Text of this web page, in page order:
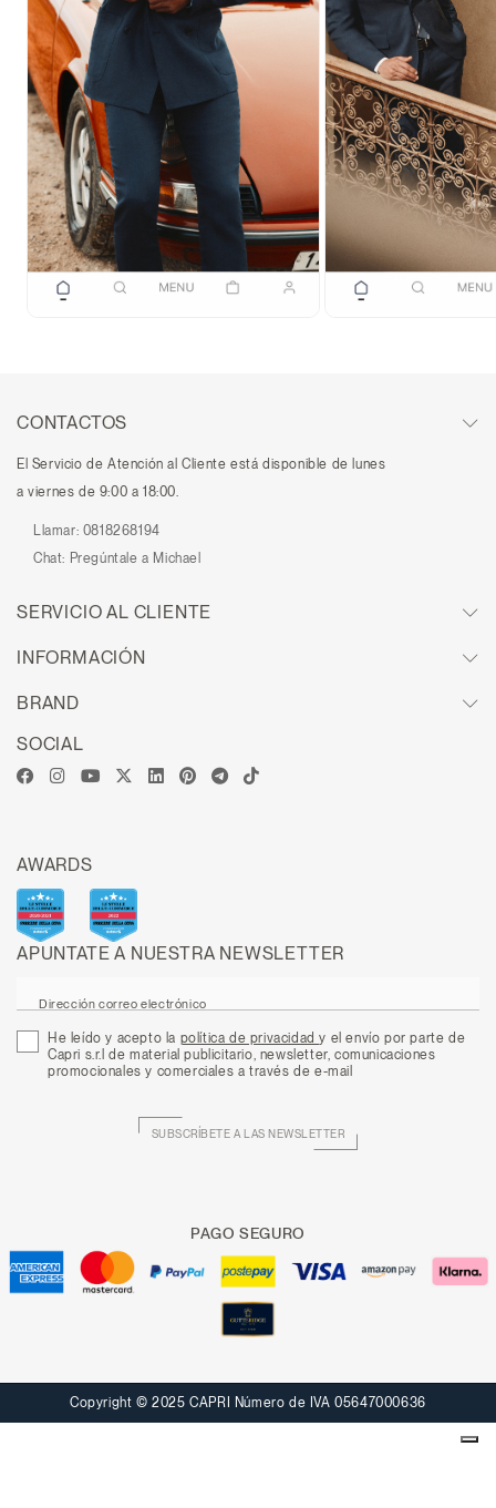
CONTACTOS
El Servicio de Atención al Cliente está disponible de lunes
a viernes de 9:00 a 18:00.
Llamar: 0818268194
Chat: Pregúntale a Michael
SERVICIO AL CLIENTE
INFORMACIÓN
BRAND
APUNTATE A NUESTRA NEWSLETTER
Dirección correo electrónico
He leído y acepto la política de privacidady el envío por parte de
Capri s.r.l de material publicitario, newsletter, comunicaciones
promocionales y comerciales a través de e-mail
SUBSCRÍBETE A LAS NEWSLETTER
SOCIAL
AWARDS
PAGO SEGURO
Copyright © 2025 CAPRI Número de IVA 05647000636